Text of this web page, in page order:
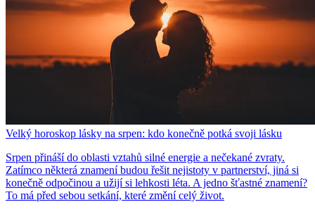
Velký horoskop lásky na srpen: kdo konečně potká svoji lásku
Srpen přináší do oblasti vztahů silné energie a nečekané zvraty.
Zatímco některá znamení budou řešit nejistoty v partnerství, jiná si
konečně odpočinou a užijí si lehkosti léta. A jedno šťastné znamení?
To má před sebou setkání, které změní celý život.